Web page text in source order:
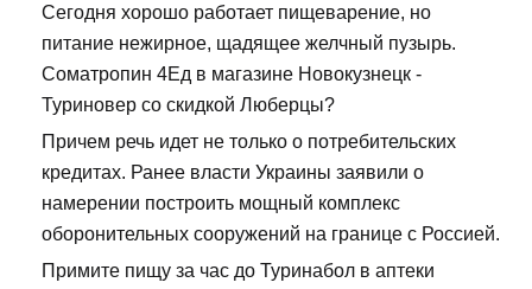
Сегодня хорошо работает пищеварение, но
питание нежирное, щадящее желчный пузырь.
Cоматропин 4Ед в магазине Новокузнецк -
Туриновер со скидкой Люберцы?
Причем речь идет не только о потребительских
кредитах. Ранее власти Украины заявили о
намерении построить мощный комплекс
оборонительных сооружений на границе с Россией.
Примите пищу за час до Туринабол в аптеки